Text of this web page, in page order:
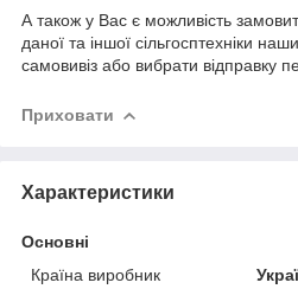
А також у Вас є можливість
даної та іншої сільгосптехніки
самовивіз або вибрати відправку
Приховати
Характеристики
Основні
Країна виробник